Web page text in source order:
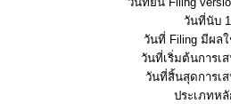
วันที่นับ
วันที่ Filing มีผล
วันที่เริ่มต้นการเ
วันที่สิ้นสุดการเ
ประเภทห